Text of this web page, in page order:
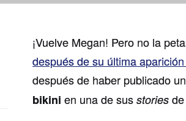
¡Vuelve Megan! Pero no la
después de su última
después de haber publicado
bikini en una de sus stories de